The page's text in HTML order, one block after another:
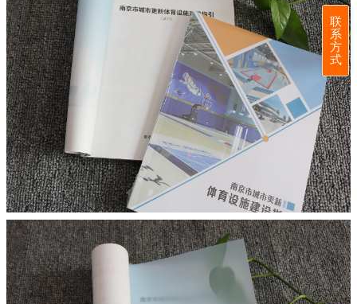
联
系
方
式